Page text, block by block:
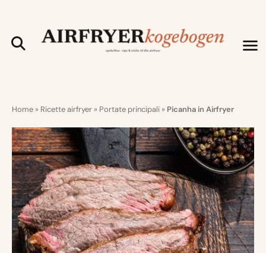
Home » Ricette airfryer » Portate principali » Picanha in Airfryer